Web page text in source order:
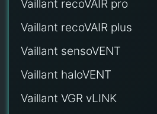
Vaillant recoVAIR pro
Vaillant recoVAIR plus
Vaillant sensoVENT
Vaillant haloVENT
Vaillant VGR vLINK